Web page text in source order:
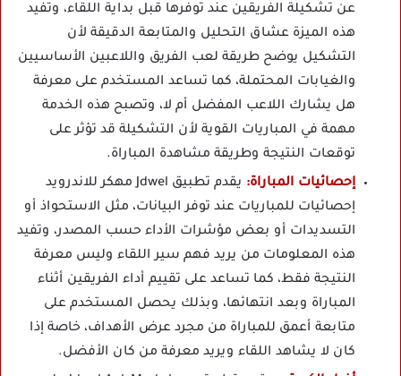
عن تشكيلة الفريقين عند توفرها قبل بداية اللقاء، وتفيد
هذه الميزة عشاق التحليل والمتابعة الدقيقة لأن
التشكيل يوضح طريقة لعب الفريق واللاعبين الأساسيين
والغيابات المحتملة، كما تساعد المستخدم على معرفة
هل يشارك اللاعب المفضل أم لا، وتصبح هذه الخدمة
مهمة في المباريات القوية لأن التشكيلة قد تؤثر على
توقعات النتيجة وطريقة مشاهدة المباراة.
إحصائيات المباراة:
يقدم تطبيق Jdwel مهكر للاندرويد
إحصائيات للمباريات عند توفر البيانات، مثل الاستحواذ أو
التسديدات أو بعض مؤشرات الأداء حسب المصدر، وتفيد
هذه المعلومات من يريد فهم سير اللقاء وليس معرفة
النتيجة فقط، كما تساعد على تقييم أداء الفريقين أثناء
المباراة وبعد انتهائها، وبذلك يحصل المستخدم على
متابعة أعمق للمباراة من مجرد عرض الأهداف، خاصة إذا
كان لا يشاهد اللقاء ويريد معرفة من كان الأفضل.